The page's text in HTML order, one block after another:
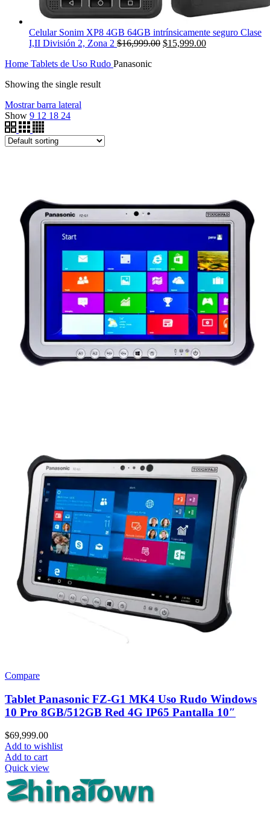
Celular Sonim XP8 4GB 64GB intrínsicamente seguro Clase
I,II División 2, Zona 2 $16,999.00 Original
$15,999.00Current
Home Tablets de Uso Rudo Panasonic
Showing the single result
Mostrar barra lateral
Show 9 12 18 24
Compare
Tablet Panasonic FZ-G1 MK4 Uso Rudo Windows
10 Pro 8GB/512GB Red 4G IP65 Pantalla 10″
$69,999.00
Add to wishlist
Add to cart
Quick view